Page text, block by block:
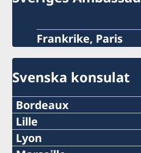
Frankrike, Paris
Svenska konsulat
Bordeaux
Telefon:
+33 (0)5 57 87 47 90
Lille
Telefon:
Lyon